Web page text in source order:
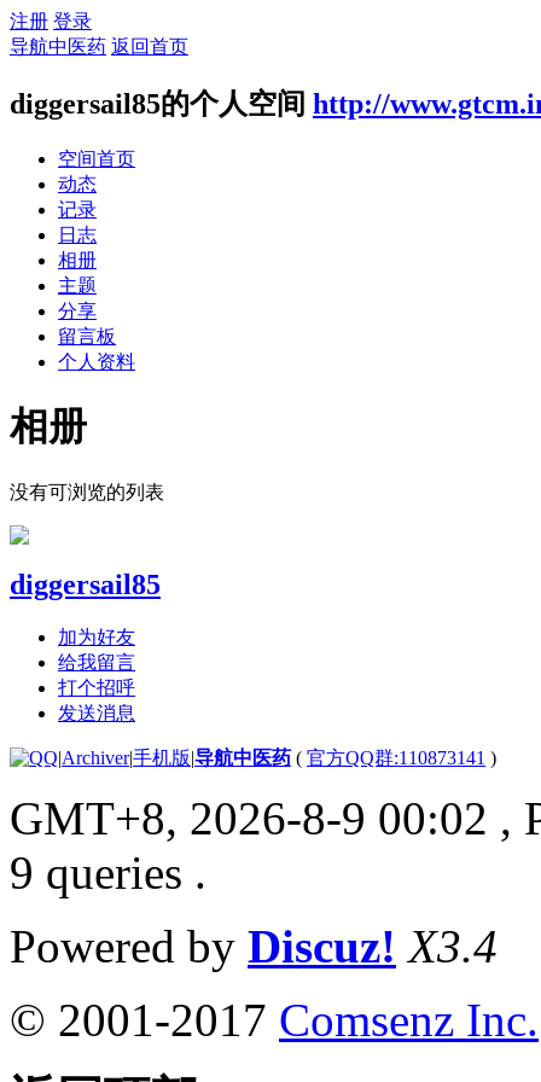
注册 登录
导航中医药 返回首页
diggersail85的个人空间 http://
空间首页
动态
记录
日志
相册
主题
分享
留言板
个人资料
相册
没有可浏览的列表
diggersail85
加为好友
给我留言
打个招呼
发送消息
|Archiver|手机版|导航中医药 ( 官方QQ群:110873141 )
GMT+8, 2026-8-9 00:02 ,
9 queries .
Powered by Discuz! X3.4
© 2001-2017 Comsenz Inc.